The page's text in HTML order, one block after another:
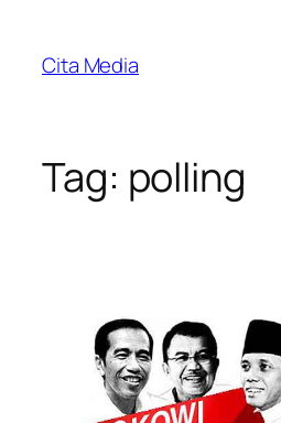
content
Cita Media
Tag: polling